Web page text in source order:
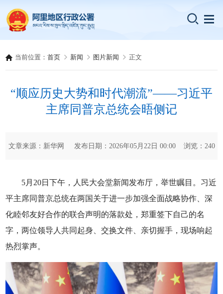
当前位置：首页 新闻 图片新闻 正文
“顺应历史大势和时代潮流”——习近平
主席同普京总统会晤侧记
文章来源：新华网 发布日期：2026年05月22日 00:00 浏览： 240
5月20日下午，人民大会堂新闻发布厅，举世瞩目。习近
平主席同普京总统在两国关于进一步加强全面战略协作、深
化睦邻友好合作的联合声明的落款处，郑重签下自己的名
字，两位领导人共同起身、交换文件、亲切握手，现场响起
热烈掌声。